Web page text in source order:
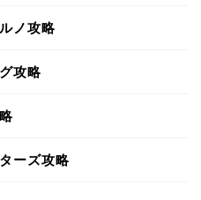
ノ攻略
攻略
ーズ攻略